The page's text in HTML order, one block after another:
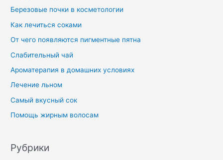
Березовые почки в косметологии
Как лечиться соками
От чего появляются пигментные пятна
Слабительный чай
Ароматерапия в домашних условиях
Лечение льном
Самый вкусный сок
Помощь жирным волосам
Рубрики